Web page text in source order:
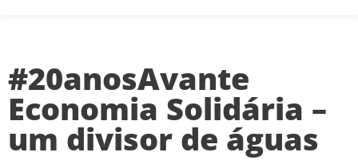
#20anosAvante
Economia Solidária –
um divisor de águas